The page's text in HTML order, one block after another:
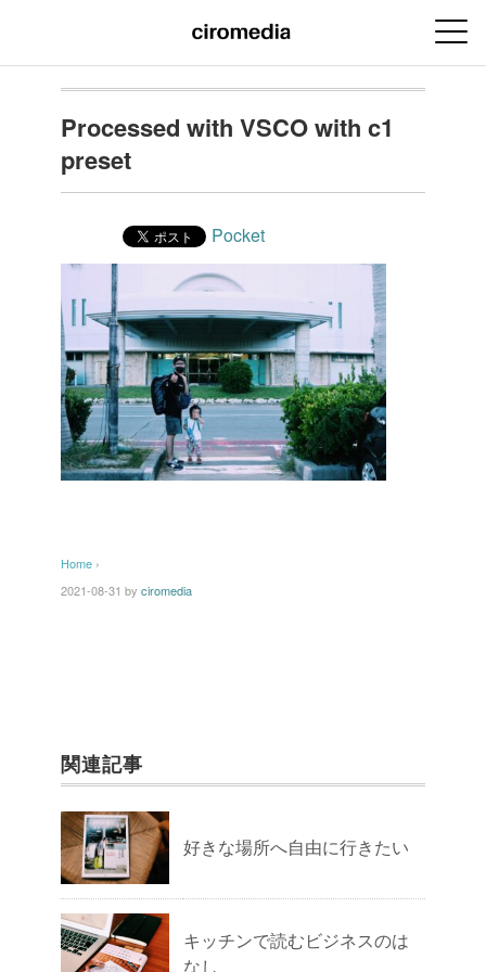
Processed with VSCO with c1
preset
Pocket
Home ›
2021-08-31 by ciromedia
関連記事
好きな場所へ自由に行きたい
キッチンで読むビジネスのは
なし